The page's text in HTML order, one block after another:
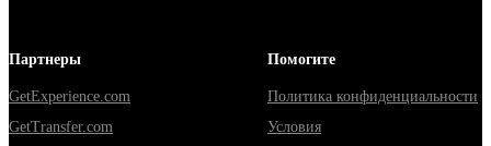
Партнеры
GetExperience.com
GetTransfer.com
Помогите
Политика конфиденциальности
Условия